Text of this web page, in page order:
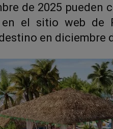
de 2025 pueden
el sitio web de
en diciembre